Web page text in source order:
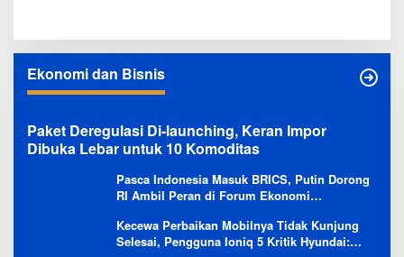
Ekonomi dan Bisnis
Paket Deregulasi Di-launching, Keran Impor
Dibuka Lebar untuk 10 Komoditas
Pasca Indonesia Masuk BRICS, Putin Dorong
RI Ambil Peran di Forum Ekonomi
Kecewa Perbaikan Mobilnya Tidak Kunjung
Selesai, Pengguna Ioniq 5 Kritik Hyundai: